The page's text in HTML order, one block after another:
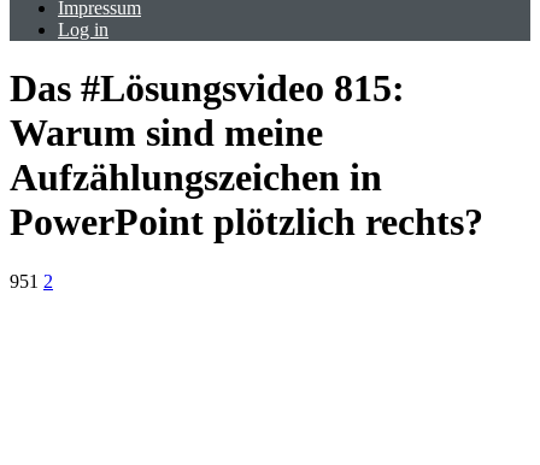
Impressum
Log in
Das #Lösungsvideo 815:
Warum sind meine
Aufzählungszeichen in
PowerPoint plötzlich rechts?
951 2